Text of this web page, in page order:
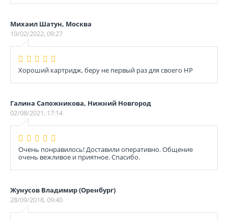
Михаил Шатун, Москва
10/02/2022, 09:27
Хороший картридж, беру не первый раз для своего НР
Галина Сапожникова, Нижний Новгород
02/08/2021, 17:14
Очень понравилось! Доставили оперативно. Общение
очень вежливое и приятное. Спасибо.
Жунусов Владимир (Оренбург)
28/09/2018, 09:40